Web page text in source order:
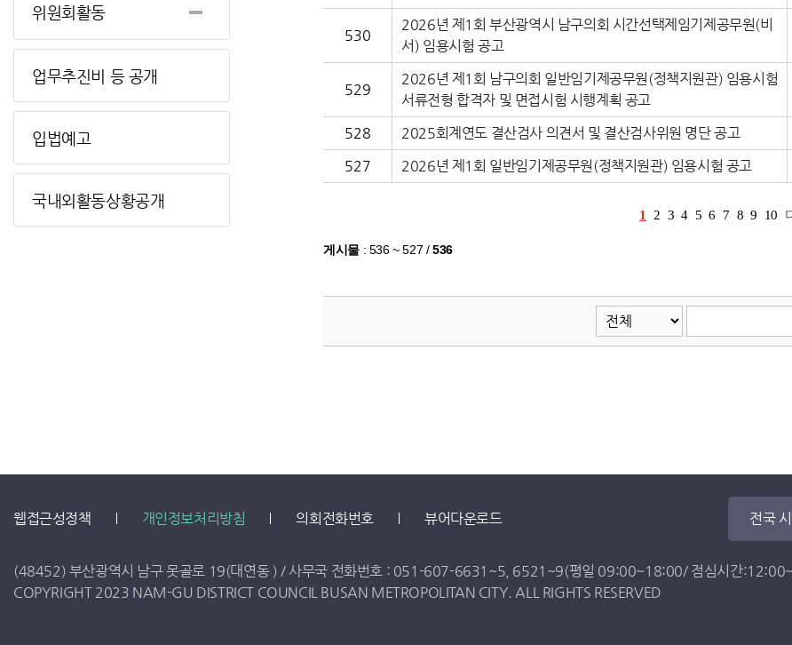
위원회활동
업무추진비 등 공개
입법예고
국내외활동상황공개
530
2026년 제1회 부산광역시 남구의회 시간선택제임기제공무원(비
서) 임용시험 공고
529
2026년 제1회 남구의회 일반임기제공무원(정책지원관) 임용시험
서류전형 합격자 및 면접시험 시행계획 공고
528 2025회계연도 결산검사 의견서 및 결산검사위원 명단 공고
527
2026년 제1회 일반임기제공무원(정책지원관) 임용시험 공고
1 2 3 4 5 6 7 8 9 10
게시물 : 536 ~ 527 /536
전국
웹접근성정책 개인정보처리방침 의회전화번호 뷰어다운로드
(48452) 부산광역시 남구 못골로 19(대연동 ) / 사무국 전화번호 : 051-607-6631 ~5 6521 ~9(평일 09:00~18:00/ 점심시간
COPYRIGHT 2023 NAM-GU DISTRICT COUNCIL BUSAN METROPOLITAN CITY. ALL RIGHTS RESERVED